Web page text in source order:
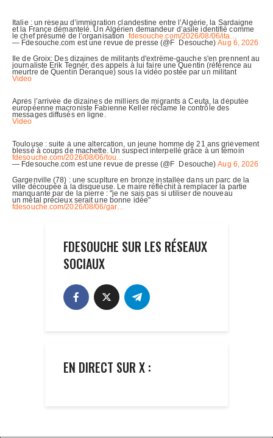
FDESOUCHE SUR LES RÉSEAUX
SOCIAUX
EN DIRECT SUR X :